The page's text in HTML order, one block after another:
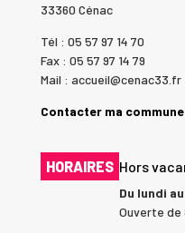
33360 Cénac
Tél : 05 57 97 14 70
Fax : 05 57 97 14 79
Mail : accueil@cenac33.fr
Contacter ma commune
HORAIRES Hors
Du lundi
Ouverte de